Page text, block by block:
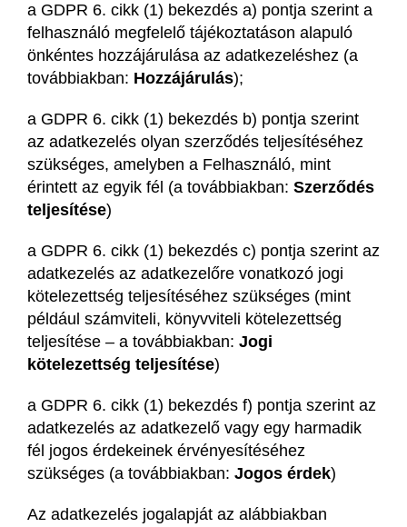
a GDPR 6. cikk (1) bekezdés a) pontja szerint a
felhasználó megfelelő tájékoztatáson alapuló
önkéntes hozzájárulása az adatkezeléshez (a
továbbiakban: Hozzájárulás);
a GDPR 6. cikk (1) bekezdés b) pontja szerint
az adatkezelés olyan szerződés teljesítéséhez
szükséges, amelyben a Felhasználó, mint
érintett az egyik fél (a továbbiakban: Szerződés
teljesítése)
a GDPR 6. cikk (1) bekezdés c) pontja szerint az
adatkezelés az adatkezelőre vonatkozó jogi
kötelezettség teljesítéséhez szükséges (mint
például számviteli, könyvviteli kötelezettség
teljesítése – a továbbiakban: Jogi
kötelezettség teljesítése)
a GDPR 6. cikk (1) bekezdés f) pontja szerint az
adatkezelés az adatkezelő vagy egy harmadik
fél jogos érdekeinek érvényesítéséhez
szükséges (a továbbiakban: Jogos érdek)
Az adatkezelés jogalapját az alábbiakban